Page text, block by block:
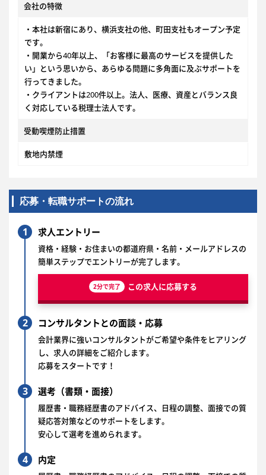
会社の特徴
・本社は新宿にあり、横浜支社の他、町田支社もオープン予定
です。
・開業から40年以上、「お客様に最高のサービスを提供した
い」という思いから、あらゆる問題に多角面に及ぶサポートを
行ってきました。
・クライアントは200件以上。法人、医療、資産とバランス良
く対応している税理士法人です。
受動喫煙防止措置
敷地内禁煙
応募・転職サポートの流れ
1 求人エントリー
資格・経験・お住まいの都道府県・名前・メールアドレスの
簡単ステップでエントリーが完了します。
2分で完了 この求人に応募する
2 コンサルタントとの面談・応募
会計業界に強いコンサルタントがご希望や条件をヒアリング
し、求人の詳細をご紹介します。
応募をスタートです！
3 選考（書類・面接）
履歴書・職務経歴書のアドバイス、日程の調整、面接での質
疑応答対策などのサポートをします。
安心して選考を進められます。
4 内定